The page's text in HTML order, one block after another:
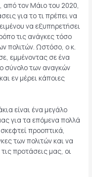
από τον Μάιο του 2020,
για το τι πρέπει να
να εξυπηρετήσει
τις ανάγκες τόσο
πολιτών. Ωστόσο, ο κ.
εμμένοντας σε ένα
σύνολο των αναγκών
εν μέρει κάποιες
είναι ένα μεγάλο
για τα επόμενα πολλά
προοπτικά,
των πολιτών και να
προτάσεις μας, οι